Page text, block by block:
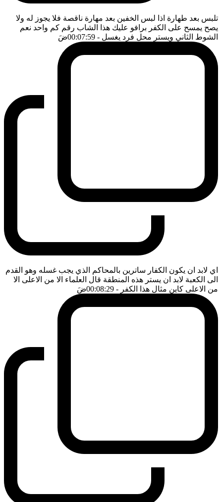
تلبس بعد طهارة اذا لبس الخفين بعد مهارة ناقصة فلا يجوز له ولا
يصح يمسح على الكفر برافو عليك هذا الشاب رقم كم واحد نعم
الشوط الثاني ويستر محل فرد يغسل - 00:07:59 ضَ
اي لابد ان يكون الكفار ساترين بالمحاكم الذي يجب غسله وهو القدم
الى الكعبة لابد ان يستر هذه المنطقة قال العلماء الا من الاعلى الا
من الاعلى كاين مثال هذا الكفر - 00:08:29 ضَ